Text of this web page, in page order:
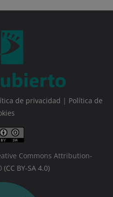
de privacidad | Política de
Commons Attribution-
(CC BY-SA 4.0)